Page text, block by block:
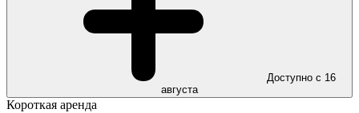
Доступно с 16
августа
Короткая аренда